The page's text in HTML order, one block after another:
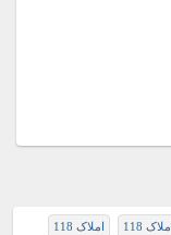
املاک 118 املاک 118